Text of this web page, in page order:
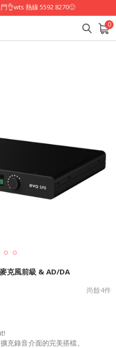
👌wts 熱線 5592 8270🙂
0
查看
克風前級 & AD/DA
尚餘4件
充錄音介面的完美搭檔。